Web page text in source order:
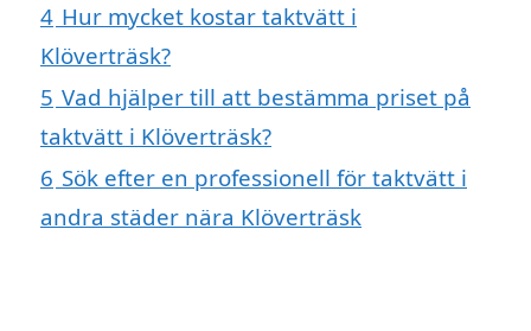
4 Hur mycket kostar taktvätt i
Klöverträsk?
5 Vad hjälper till att bestämma priset på
taktvätt i Klöverträsk?
6 Sök efter en professionell för taktvätt i
andra städer nära Klöverträsk